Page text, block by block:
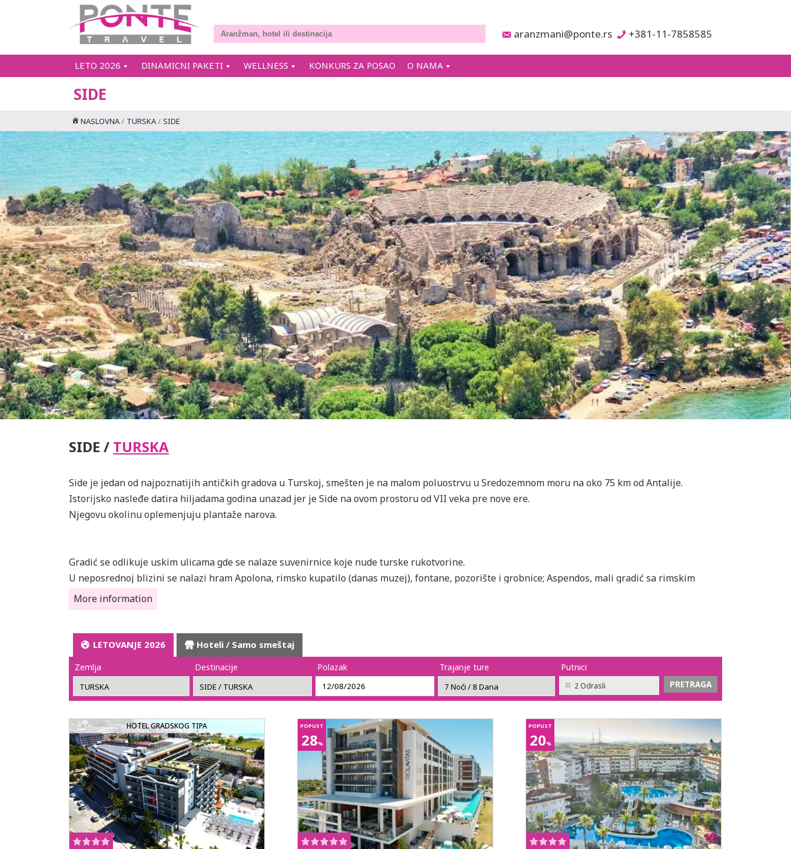
aranzmani@ponte.rs +381-11-7858585
LETO 2026 DINAMICNI PAKETI WELLNESS KONKURS ZA POSAO O NAMA
SIDE
NASLOVNA TURSKA SIDE
SIDE / TURSKA
Side je jedan od najpoznatijih antičkih gradova u Turskoj, smešten je na malom poluostrvu u Sredozemnom moru na oko 75 km od Antalije.
Istorijsko nasleđe datira hiljadama godina unazad jer je Side na ovom prostoru od VII veka pre nove ere.
Njegovu okolinu oplemenjuju plantaže narova.
Gradić se odlikuje uskim ulicama gde se nalaze suvenirnice koje nude turske rukotvorine.
U neposrednoj blizini se nalazi hram Apolona, rimsko kupatilo (danas muzej), fontane, pozorište i grobnice; Aspendos, mali gradić sa rimskim
teatrom u kome se svake godine tokom leta tradicionalno organizuje međunarodni festival opere i baleta.
Danas je Side slikoviti centar sa antičkim ostacima, dve peskovite plaže, brojnim radnjama i hotelima, kafićima i restoranima koji gledaju na
More information
LETOVANJE 2026 Hoteli / Samo smeštaj
Zemlja Destinacije Polazak Trajanje ture Putnici
2 Odrasli
HOTEL GRADSKOG TIPA POPUST
28%
POPUST
20%